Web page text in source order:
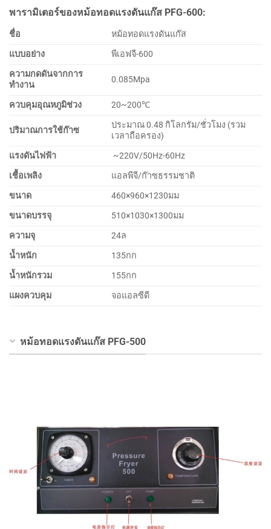
พารามิเตอร์ของหม้อทอดแรงดันแก๊ส PFG-600:
ชื่อ
หม้อทอดแรงดันแก๊ส
แบบอย่าง
พีเอฟจี-600
ความกดดันจากการ
ทำงาน
0.085Mpa
ควบคุมอุณหภูมิช่วง 20~200℃
ปริมาณการใช้ก๊าซ
ประมาณ 0.48 กิโลกรัม/ชั่วโมง (รวม
เวลาถือครอง)
แรงดันไฟฟ้า
~220V/50Hz-60Hz
เชื้อเพลิง
แอลพีจี/ก๊าซธรรมชาติ
ขนาด
460×960×1230มม
ขนาดบรรจุ
510×1030×1300มม
ความจุ
24ล
น้ำหนัก
135กก
น้ำหนักรวม
155กก
แผงควบคุม
จอแอลซีดี
หม้อทอดแรงดันแก๊ส PFG-500